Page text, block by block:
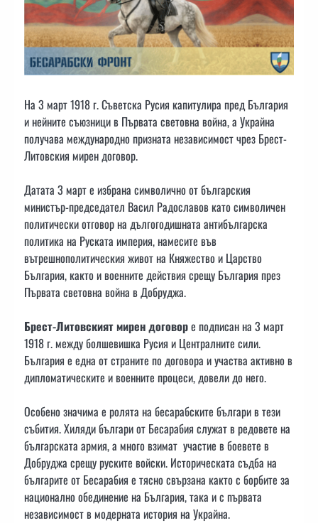
На 3 март 1918 г. Съветска Русия капитулира пред България
и нейните съюзници в Първата световна война, а Украйна
получава международно призната независимост чрез Брест-
Литовския мирен договор.
Датата 3 март е избрана символично от българския
министър-председател Васил Радославов като символичен
политически отговор на дългогодишната антибългарска
политика на Руската империя, намесите във
вътрешнополитическия живот на Княжество и Царство
България, както и военните действия срещу България през
Първата световна война в Добруджа.
Брест-Литовският мирен договоре подписан на 3 март
1918 г. между болшевишка Русия и Централните сили.
България е една от страните по договора и участва активно в
дипломатическите и военните процеси, довели до него.
Особено значима е ролята на бесарабските българи в тези
събития. Хиляди българи от Бесарабия служат в редовете на
българската армия, а много взимат участие в боевете в
Добруджа срещу руските войски. Историческата съдба на
българите от Бесарабия е тясно свързана както с борбите за
национално обединение на България, така и с първата
независимост в модерната история на Украйна.